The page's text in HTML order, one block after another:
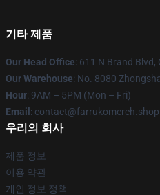
기타 제품
Our Head Office: 611 N Brand Blvd,
Our Warehouse: No. 8080
Hour: 9AM – 5PM (Mon – Fri)
Email : contact@farrukomerch.shop
우리의 회사
제품 정보
이용 약관
개인 정보 정책